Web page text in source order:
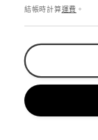
數
量
減
價
結帳時計算運費 。